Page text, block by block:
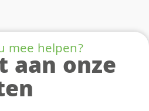
mee helpen?
aan onze